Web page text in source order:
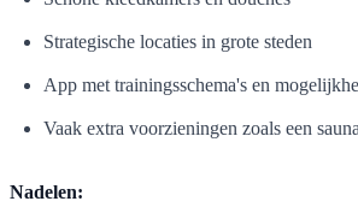
Strategische locaties in grote steden
App met trainingsschema's en
Vaak extra voorzieningen zoals een
Nadelen: